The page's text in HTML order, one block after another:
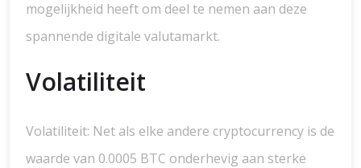
mogelijkheid heeft om deel te nemen aan deze
spannende digitale valutamarkt.
Volatiliteit
Volatiliteit: Net als elke andere cryptocurrency is de
waarde van 0.0005 BTC onderhevig aan sterke